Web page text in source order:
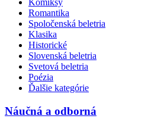
Komiksy
Romantika
Spoločenská beletria
Klasika
Historické
Slovenská beletria
Svetová beletria
Poézia
Ďalšie kategórie
Náučná a odborná